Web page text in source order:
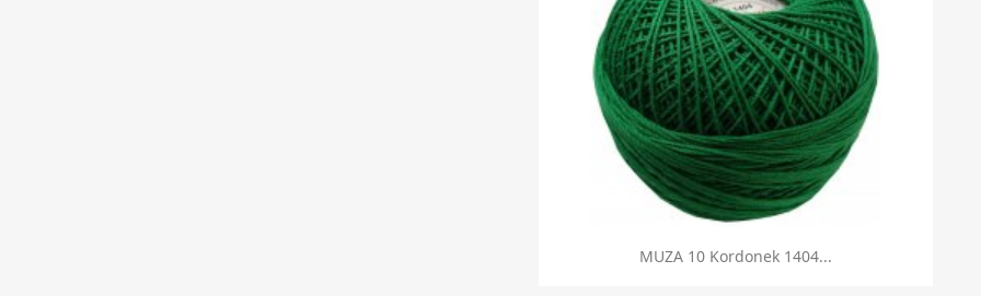
 Szybki podgląd
MUZA 10 Kordonek 1404...